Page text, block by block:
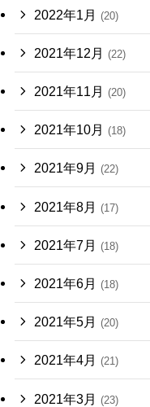
2022年1月 (20)
2021年12月 (22)
2021年11月 (20)
2021年10月 (18)
2021年9月 (22)
2021年8月 (17)
2021年7月 (18)
2021年6月 (18)
2021年5月 (20)
2021年4月 (21)
2021年3月 (23)